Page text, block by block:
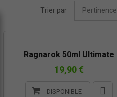
Trier par Pertinence
Ragnarok 50ml Ultimate
19,90 €
DISPONIBLE